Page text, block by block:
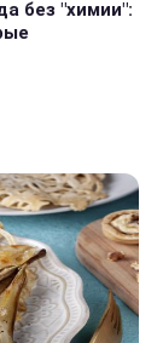
без "химии":